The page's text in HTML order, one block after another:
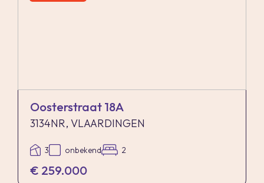
Oosterstraat 18A
3134NR, VLAARDINGEN
3 onbekend 2
€ 259.000